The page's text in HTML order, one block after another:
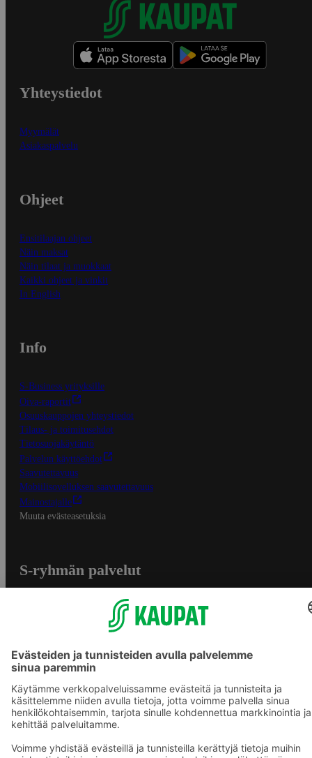
Yhteystiedot
Myymälät
Asiakaspalvelu
Ohjeet
Ensitilaajan ohjeet
Näin maksat
Näin tilaat ja muokkaat
Kaikki ohjeet ja vinkit
In English
Info
S-Business yrityksille
Oiva-raportit
Osuuskauppojen yhteystiedot
Tilaus- ja toimitusehdot
Tietosuojakäytäntö
Palvelun käyttöehdot
Saavutettavuus
Mobiilisovelluksen saavutettavuus
Mainostajalle
Muuta evästeasetuksia
S-ryhmän palvelut
S-ostoslista -sovellus
Prisma.fi
Sokos.fi
S-Pankki
Yhteishyvä
Sokos Hotels
Raflaamo